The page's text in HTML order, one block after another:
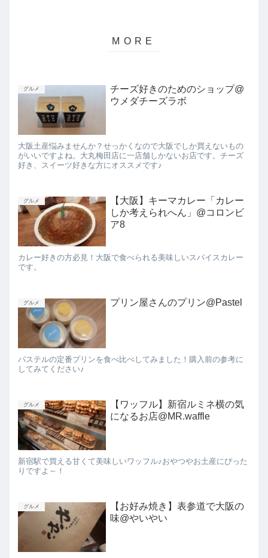
グルメ
チーズ好きのためのショップ@
ウメダチーズラボ
大阪土産悩みませんか？せっかくなので大阪でしか買えないもの
がいいですよね。大丸梅田店に一店舗しかないお店です。チーズ
好き、スイーツ好きな方にオススメです♪
グルメ
【大阪】キーマカレー「カレー
しか考えられへん」@コロンビ
ア8
カレー好きの方必見！大阪で食べられる美味しいスパイスカレー
です。
グルメ プリン屋さんのプリン@Pastel
パステルの定番プリンを食べ比べしてみました！購入前の参考に
してみてください♪
グルメ
【ワッフル】新宿ルミネ横の気
になるお店@MR.waffle
新宿駅で買える甘くて美味しいワッフル♪おやつやお土産にぴった
りですよ～！
グルメ
【お好み焼き】表参道で大阪の
味@やいやい